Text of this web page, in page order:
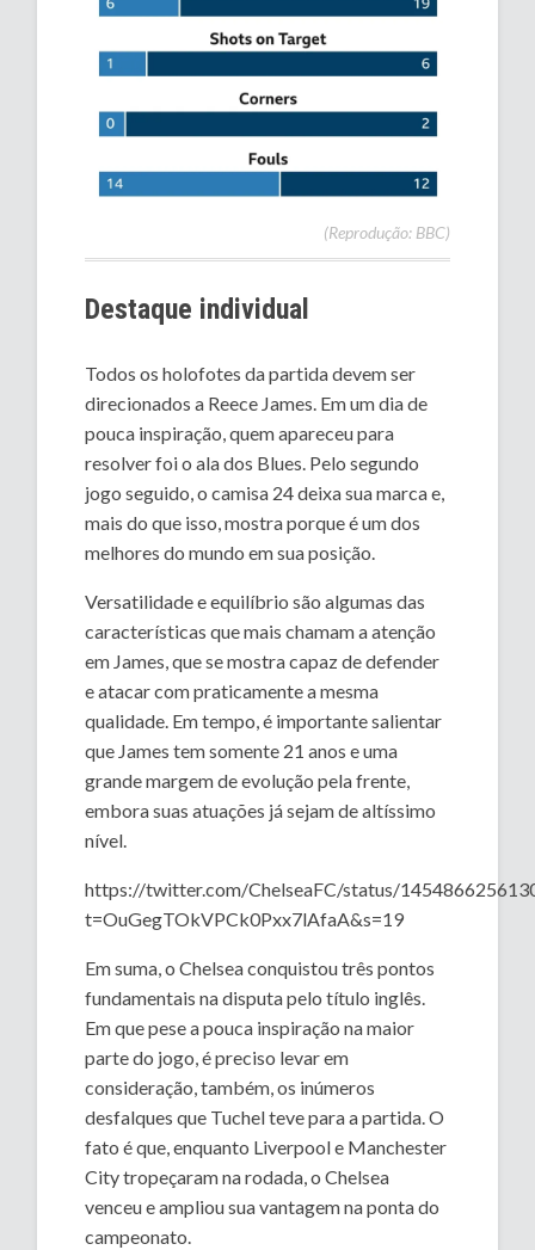
(Reprodução: BBC)
Destaque individual
Todos os holofotes da partida devem ser
direcionados a Reece James. Em um dia de
pouca inspiração, quem apareceu para
resolver foi o ala dos Blues. Pelo segundo
jogo seguido, o camisa 24 deixa sua marca e,
mais do que isso, mostra porque é um dos
melhores do mundo em sua posição.
Versatilidade e equilíbrio são algumas das
características que mais chamam a atenção
em James, que se mostra capaz de defender
e atacar com praticamente a mesma
qualidade. Em tempo, é importante salientar
que James tem somente 21 anos e uma
grande margem de evolução pela frente,
embora suas atuações já sejam de altíssimo
nível.
https://twitter.com/ChelseaFC/status/
t=OuGegTOkVPCk0Pxx7lAfaA&s=19
Em suma, o Chelsea conquistou três pontos
fundamentais na disputa pelo título inglês.
Em que pese a pouca inspiração na maior
parte do jogo, é preciso levar em
consideração, também, os inúmeros
desfalques que Tuchel teve para a partida. O
fato é que, enquanto Liverpool e Manchester
City tropeçaram na rodada, o Chelsea
venceu e ampliou sua vantagem na ponta do
campeonato.